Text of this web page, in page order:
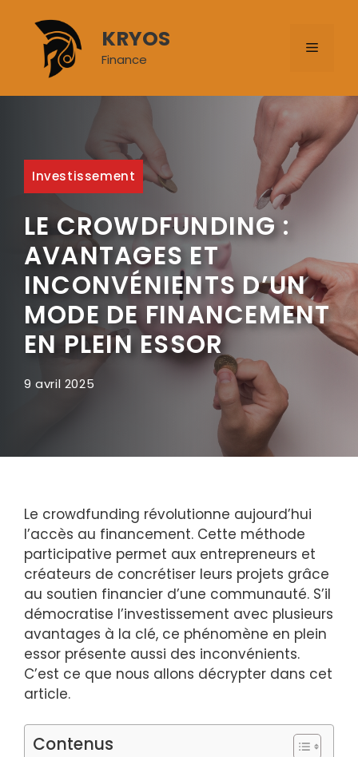
contenu
KRYOS
Finance
MENU
Investissement
LE CROWDFUNDING :
AVANTAGES ET
INCONVÉNIENTS D’UN
MODE DE FINANCEMENT
EN PLEIN ESSOR
9 avril 2025
Le crowdfunding révolutionne aujourd’hui
l’accès au financement. Cette méthode
participative permet aux entrepreneurs et
créateurs de concrétiser leurs projets grâce
au soutien financier d’une communauté. S’il
démocratise l’investissement avec plusieurs
avantages à la clé, ce phénomène en plein
essor présente aussi des inconvénients.
C’est ce que nous allons décrypter dans cet
article.
Contenus